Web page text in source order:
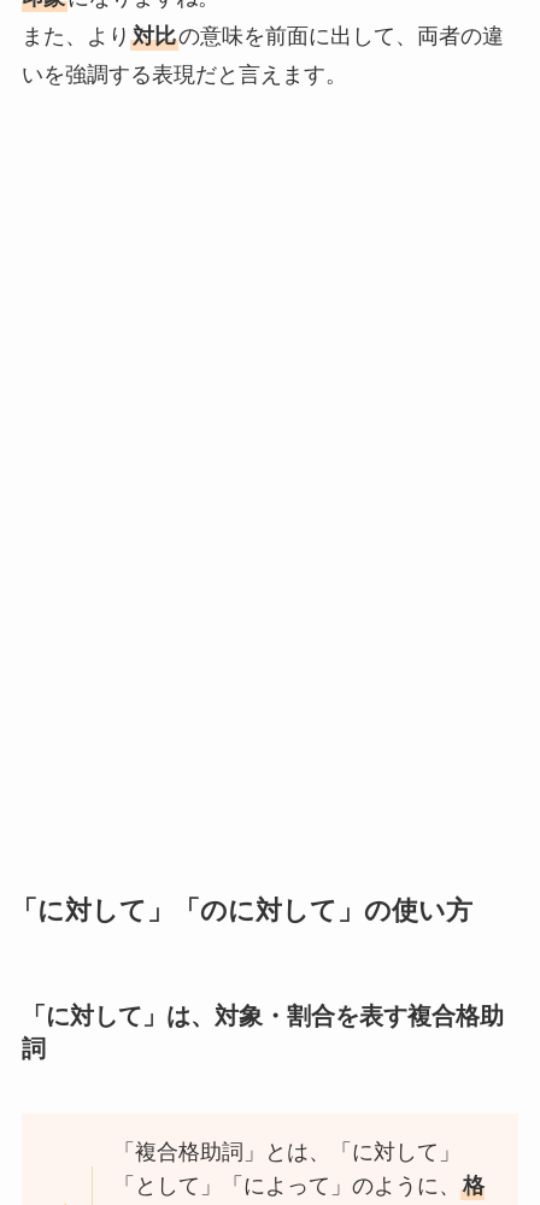
また、より 対比の意味を前面に出して、両者の違
いを強調する表現だと言えます。
「に対して」「のに対して」の使い方
「に対して」は、対象・割合を表す複合格助
詞
「複合格助詞」とは、「に対して」
「として」「によって」のように、格